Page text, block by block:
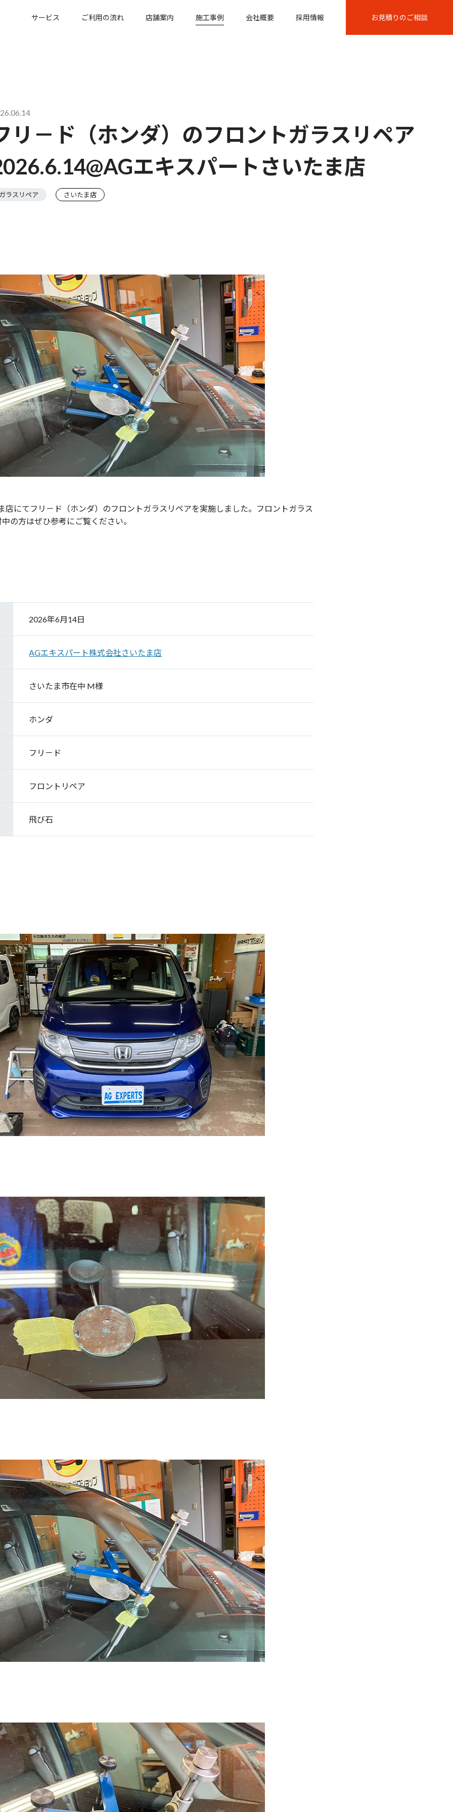
サービス ご利用の流れ 店舗案内 施工事例 会社概要 採用情報 お見積りのご相談
リ－ド（ホンダ）のフロントガラスリペア
エキスパートさいたま店
ラスリペア さいたま店
店にてフリ－ド（ホンダ）のフロントガラスリペアを実施しました。フロントガラス
の方はぜひ参考にご覧ください。
2026年6月14日
AGエキスパート株式会社さいたま店
さいたま市在中 M様
ホンダ
フリ－ド
フロントリペア
飛び石